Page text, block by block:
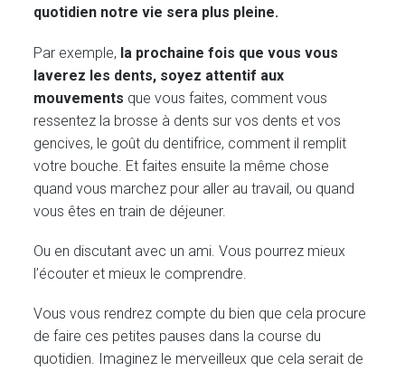
quotidien notre vie sera plus pleine.
Par exemple, la prochaine fois que vous vous
laverez les dents, soyez attentif aux
mouvements que vous faites, comment vous
ressentez la brosse à dents sur vos dents et vos
gencives, le goût du dentifrice, comment il remplit
votre bouche. Et faites ensuite la même chose
quand vous marchez pour aller au travail, ou quand
vous êtes en train de déjeuner.
Ou en discutant avec un ami. Vous pourrez mieux
l’écouter et mieux le comprendre.
Vous vous rendrez compte du bien que cela procure
de faire ces petites pauses dans la course du
quotidien. Imaginez le merveilleux que cela serait de